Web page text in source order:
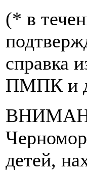
(* в
справка
ПМПК и
детей,